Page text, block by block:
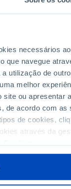
necessários ao
que navegue
utilização de
melhor
site ou apresentar
de acordo com as
de cookies,
através da